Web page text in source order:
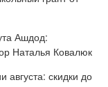
Ашдод:
Наталья Ковалюк
августа: скидки до